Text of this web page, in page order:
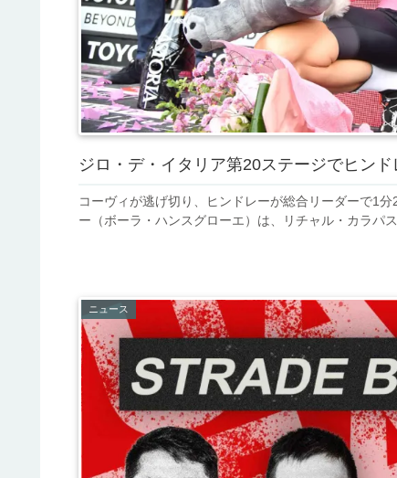
ジロ・デ・イタリア第20ステージでヒン
コーヴィが逃げ切り、ヒンドレーが総合リーダーで1
ー（ボーラ・ハンスグローエ）は、リチャル・カラパ
ニュース